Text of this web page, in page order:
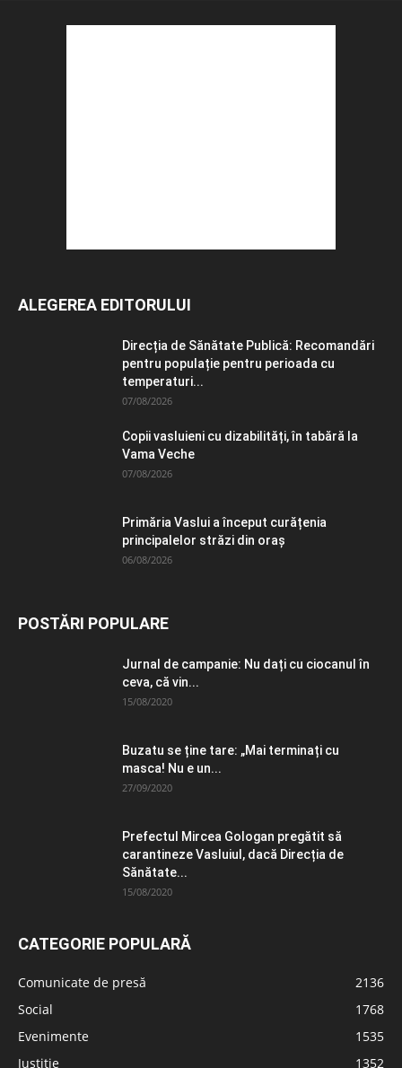
ALEGEREA EDITORULUI
Direcția de Sănătate Publică: Recomandări
pentru populație pentru perioada cu
temperaturi...
07/08/2026
Copii vasluieni cu dizabilități, în tabără la
Vama Veche
07/08/2026
Primăria Vaslui a început curățenia
principalelor străzi din oraș
06/08/2026
POSTĂRI POPULARE
Jurnal de campanie: Nu dați cu ciocanul în
ceva, că vin...
15/08/2020
Buzatu se ține tare: „Mai terminați cu
masca! Nu e un...
27/09/2020
Prefectul Mircea Gologan pregătit să
carantineze Vasluiul, dacă Direcția de
Sănătate...
15/08/2020
CATEGORIE POPULARĂ
Comunicate de presă
2136
Social
1768
Evenimente
1535
Justiție
1352